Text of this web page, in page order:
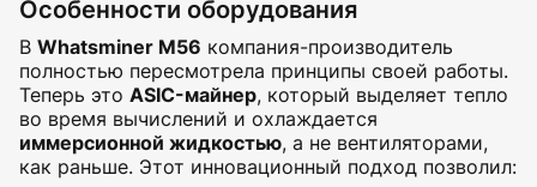
Особенности оборудования
В Whatsminer M56 компания-производитель
полностью пересмотрела принципы своей работы.
Теперь это ASIC-майнер, который выделяет тепло
во время вычислений и охлаждается
иммерсионной жидкостью, а не вентиляторами,
как раньше. Этот инновационный подход позволил: